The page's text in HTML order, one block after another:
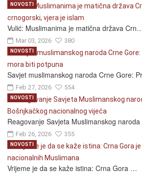
Vulić: Muslimanima je matična država
Mar 03, 2026 380
NOVOSTI
Savjet muslimanskog naroda Crne Gore:
Feb 27, 2026 554
NOVOSTI
Reagovanje Savjeta Muslimanskog
Feb 26, 2026 355
NOVOSTI
Vrijeme je da se kaže istina: Crna Gora …
NOVOSTI